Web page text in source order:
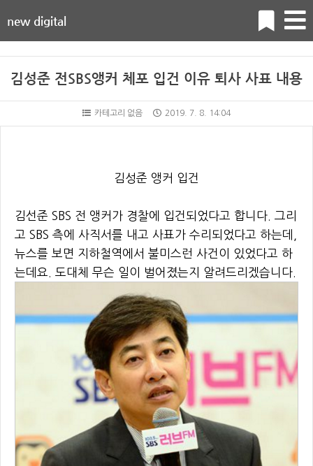
new digital
김성준 전SBS앵커 체포 입건 이유 퇴사 사표 내용
카테고리 없음 2019. 7. 8. 14:04
김성준 앵커 입건
김선준 SBS 전 앵커가 경찰에 입건되었다고 합니다. 그리
고 SBS 측에 사직서를 내고 사표가 수리되었다고 하는데,
뉴스를 보면 지하철역에서 불미스런 사건이 있었다고 하
는데요. 도대체 무슨 일이 벌어졌는지 알려드리겠습니다.